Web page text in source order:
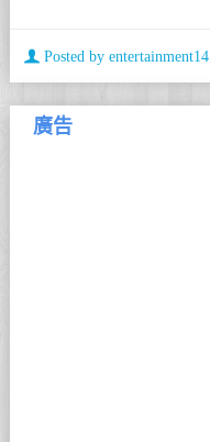
Posted by entertainment14
廣告